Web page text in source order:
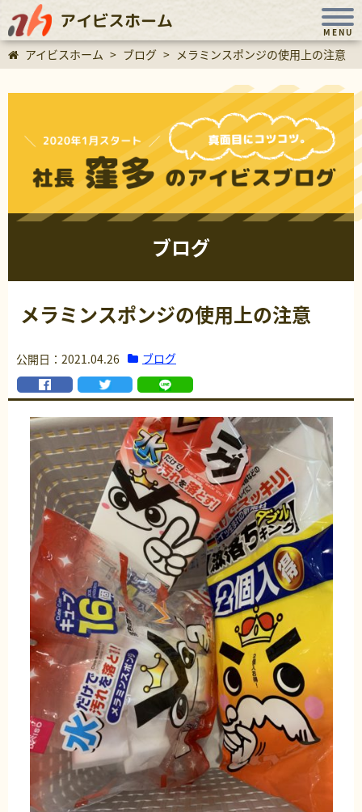
アイビスホーム
MENU
アイビスホーム > ブログ > メラミンスポンジの使用上の注意
ブログ
メラミンスポンジの使用上の注意
公開日：2021.04.26 ブログ